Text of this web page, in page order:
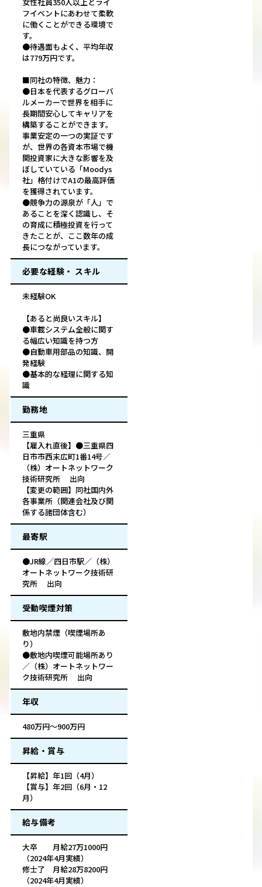
女性社員350人以上とライ
フイベントにあわせて柔軟
に働くことができる環境で
す。
●待遇面もよく、平均年収
は779万円です。
■同社の特徴、魅力：
●日本を代表するグローバ
ルメーカーで世界を相手に
長期間安心してキャリアを
構築することができます。
事業安定の一つの実証です
が、世界の各資本市場で機
関投資家に大きな影響を及
ぼしていている「Moodys
社」格付けでA1の最高評価
を獲得されています。
●競争力の源泉が「人」で
あることを深く認識し、そ
の育成に積極投資を行って
きたことが、ここ数年の成
長につながっています。
必要な経験・ スキル
未経験OK
【あると尚良いスキル】
●車載システム全般に関す
る幅広い知識を持つ方
●自動車用部品の知識、開
発経験
●基本的な経理に関する知
識
勤務地
三重県
【雇入れ直後】●三重県四
日市市西末広町1番14号／
（株）オートネットワーク
技術研究所 出向
【変更の範囲】同社国内外
各事業所（関連会社及び関
係する諸団体含む）
最寄駅
●JR線／四日市駅／（株）
オートネットワーク技術研
究所 出向
受動喫煙対策
敷地内禁煙（喫煙場所あ
り）
●敷地内喫煙可能場所あり
／（株）オートネットワー
ク技術研究所 出向
年収
480万円～900万円
昇給・賞与
【昇給】年1回（4月）
【賞与】年2回（6月・12
月）
給与備考
大卒 月給27万1000円
（2024年4月実績）
修士了 月給28万8200円
（2024年4月実績）